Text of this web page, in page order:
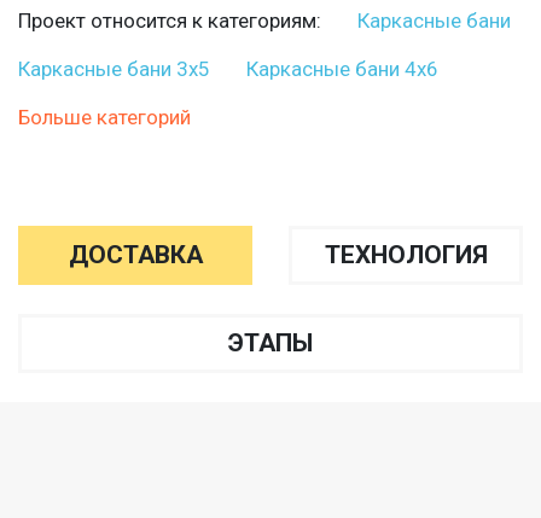
Проект относится к категориям:
Каркасные бани
Каркасные бани 3х5
Каркасные бани 4х6
Больше категорий
ДОСТАВКА ТЕХНОЛОГИЯ
ЭТАПЫ